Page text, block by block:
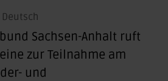
Deutsch
Sachsen-Anhalt ruft
zur Teilnahme am
und